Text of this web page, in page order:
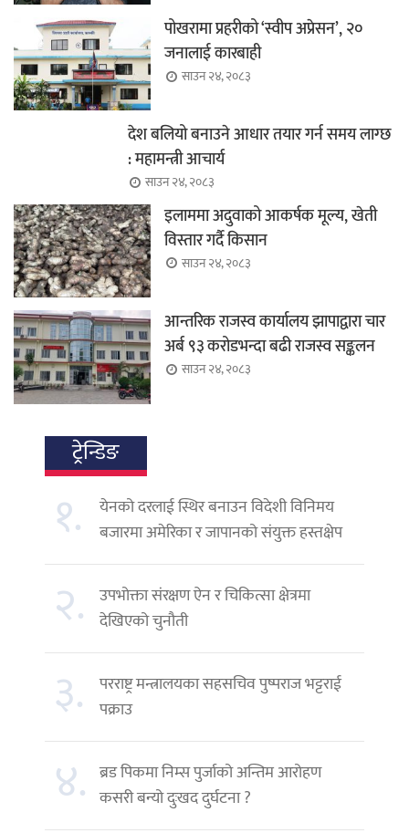
पोखरामा प्रहरीको ‘स्वीप अप्रेसन’, २०
जनालाई कारबाही
साउन २४, २०८३
देश बलियो बनाउने आधार तयार गर्न समय लाग्छ
: महामन्त्री आचार्य
साउन २४, २०८३
इलाममा अदुवाको आकर्षक मूल्य, खेती
विस्तार गर्दै किसान
साउन २४, २०८३
आन्तरिक राजस्व कार्यालय झापाद्वारा चार
अर्ब ९३ करोडभन्दा बढी राजस्व सङ्कलन
साउन २४, २०८३
ट्रेन्डिङ
१.
येनको दरलाई स्थिर बनाउन विदेशी विनिमय
बजारमा अमेरिका र जापानको संयुक्त हस्तक्षेप
२. उपभोक्ता संरक्षण ऐन र चिकित्सा क्षेत्रमा
देखिएको चुनौती
३.
परराष्ट्र मन्त्रालयका सहसचिव पुष्पराज भट्टराई
पक्राउ
४. ब्रड पिकमा निम्स पुर्जाको अन्तिम आरोहण
कसरी बन्यो दुःखद दुर्घटना ?